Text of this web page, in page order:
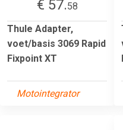
€ 57.58
Thule Adapter,
voet/basis 3069 Rapid
Fixpoint XT
Motointegrator